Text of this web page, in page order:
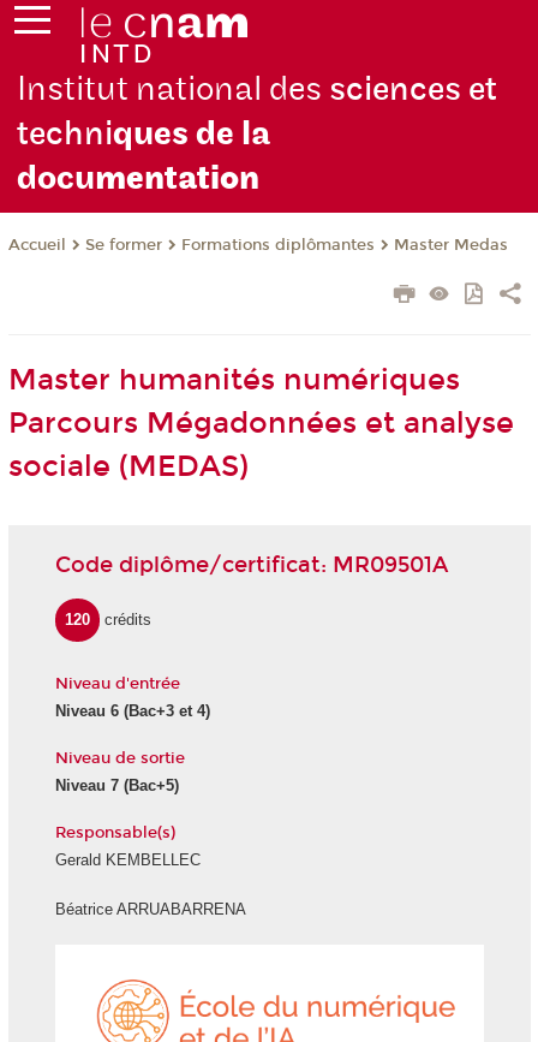
Institut national des sciences et
techniques de la
documentation
Accueil Se former Formations diplômantes Master Medas
Master humanités numériques
Parcours Mégadonnées et analyse
sociale (MEDAS)
Code diplôme/certificat: MR09501A
120 crédits
Niveau d'entrée
Niveau 6(Bac+3 et 4)
Niveau de sortie
Niveau 7(Bac+5)
Responsable(s)
Gerald KEMBELLEC
Béatrice ARRUABARRENA